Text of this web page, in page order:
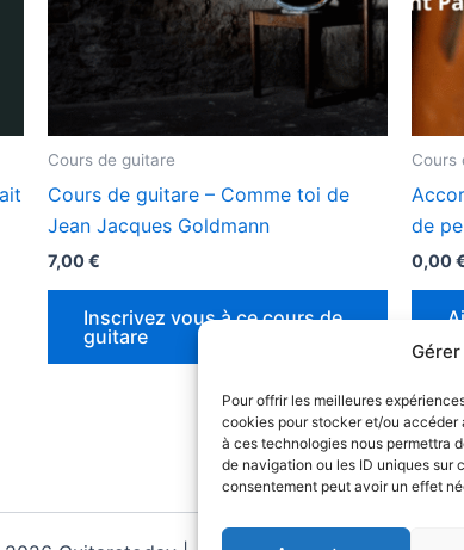
Pour offrir les meilleures
cookies pour stocker et/ou accéder
à ces technologies nous permettra
de navigation ou les ID uniques sur
consentement peut avoir un effet
Cours de guitare
Cours de guitare – Comme toi de
Jean Jacques Goldmann
7,00€
Inscrivez vous à ce cours de
guitare
Cours
de
0,00